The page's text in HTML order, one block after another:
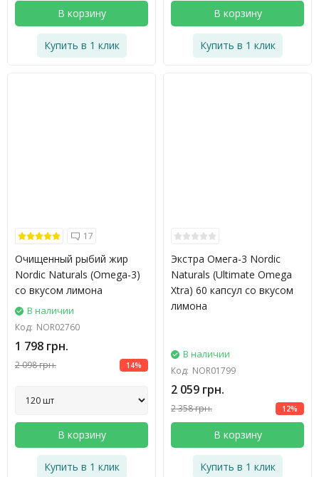
В корзину
Купить в 1 клик
В корзину
Купить в 1 клик
17
Очищенный рыбий жир
Nordic Naturals (Omega-3)
со вкусом лимона
В наличии
Код: NOR02760
1 798 грн.
2 098 грн. 14%
В корзину
Купить в 1 клик
Экстра Омега-3 Nordic
Naturals (Ultimate Omega
Xtra) 60 капсул со вкусом
лимона
В наличии
Код: NOR01799
2 059 грн.
2 358 грн. 12%
В корзину
Купить в 1 клик